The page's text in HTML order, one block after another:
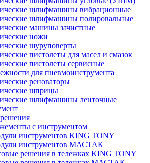
шлифмашины вибрационные
шлифмашины полировальные
машины зачистные
ножи
шуруповерты
пистолеты для масел и смазок
пистолеты сервисные
для пневмоинструмента
реноваторы
шприцы
шлифмашины ленточные
с инструментом
инструментов KING TONY
инструментов МАСТАК
решения в тележках KING TONY